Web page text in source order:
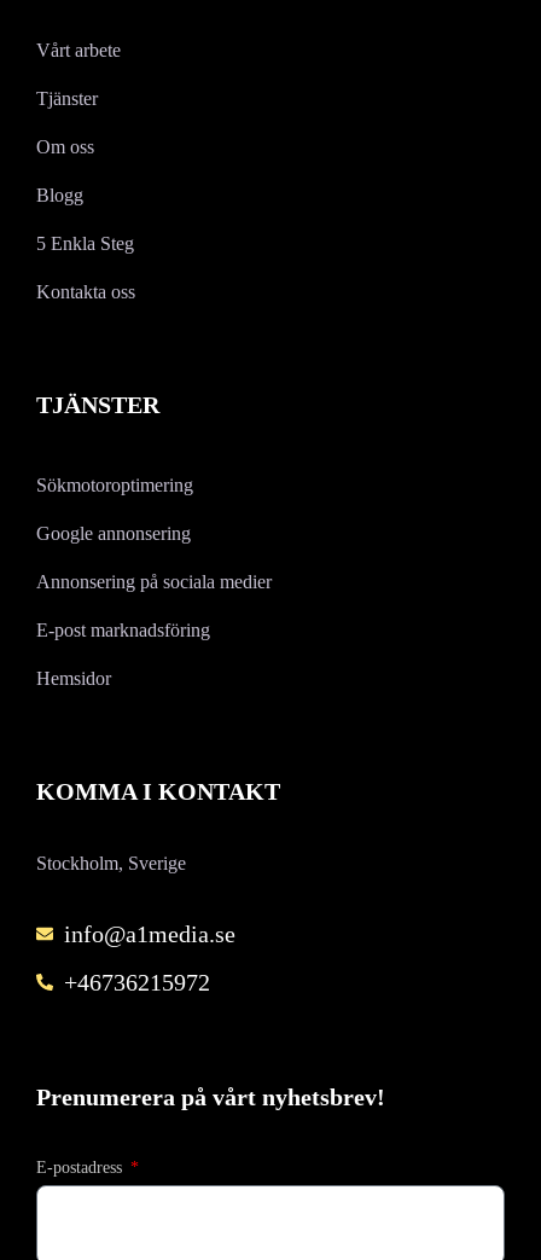
Vårt arbete
Tjänster
Om oss
Blogg
5 Enkla Steg
Kontakta oss
TJÄNSTER
Sökmotoroptimering
Google annonsering
Annonsering på sociala medier
E-post marknadsföring
Hemsidor
KOMMA I KONTAKT
Stockholm, Sverige
info@a1media.se
+46736215972
Prenumerera på vårt nyhetsbrev!
E-postadress